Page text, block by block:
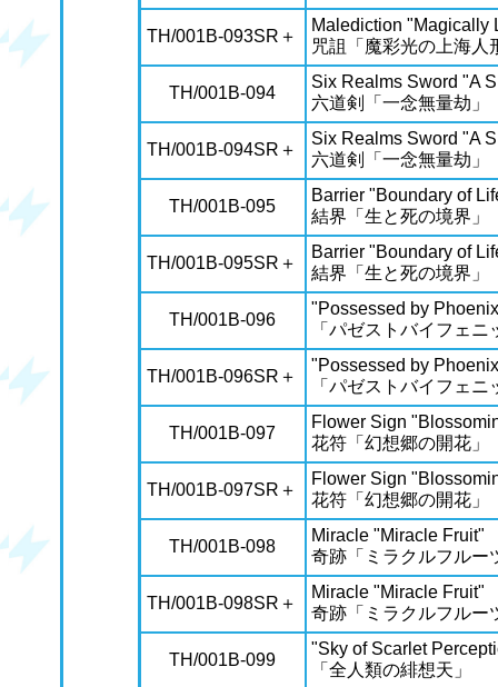
TH/001B-093SR＋
Malediction "Magically
咒詛「魔彩光の上海人
TH/001B-094
Six Realms Sword "A
六道剣「一念無量劫」
TH/001B-094SR＋
Six Realms Sword "A
六道剣「一念無量劫」
TH/001B-095
Barrier "Boundary of
結界「生と死の境界」
TH/001B-095SR＋
Barrier "Boundary of
結界「生と死の境界」
TH/001B-096
"Possessed by
「パゼストバイフェニ
TH/001B-096SR＋
"Possessed by
「パゼストバイフェニ
TH/001B-097
Flower Sign
花符「幻想郷の開花」
TH/001B-097SR＋
Flower Sign
花符「幻想郷の開花」
TH/001B-098
Miracle "Miracle Fruit"
奇跡「ミラクルフルー
TH/001B-098SR＋
Miracle "Miracle Fruit"
奇跡「ミラクルフルー
TH/001B-099
"Sky of Scarlet
「全人類の緋想天」